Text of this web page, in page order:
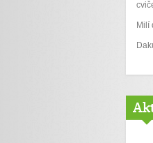
Milí